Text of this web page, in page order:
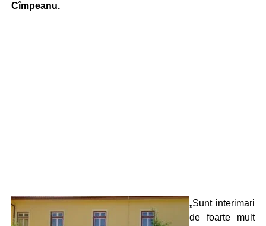
Cîmpeanu.
„Sunt interimari
de foarte mult